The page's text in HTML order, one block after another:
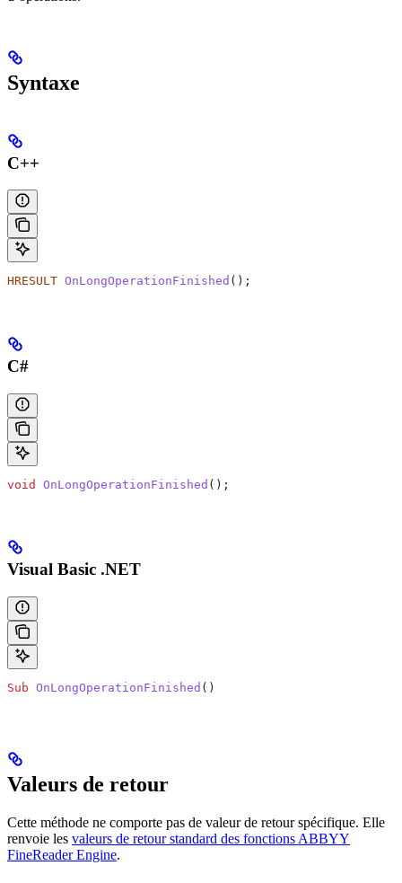
Syntaxe
C++
HRESULT OnLongOperationFinished ();
C#
void OnLongOperationFinished ();
Visual Basic .NET
Sub OnLongOperationFinished ()
Valeurs de retour
Cette méthode ne comporte pas de valeur de retour spécifique. Elle
renvoie les valeurs de retour standard des fonctions ABBYY
FineReader Engine.